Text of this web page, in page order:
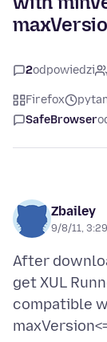
2odpowiedzi
Firefox
SafeBrowser
Zbailey
9/8/11, 3:29
After
get XUL
compatible